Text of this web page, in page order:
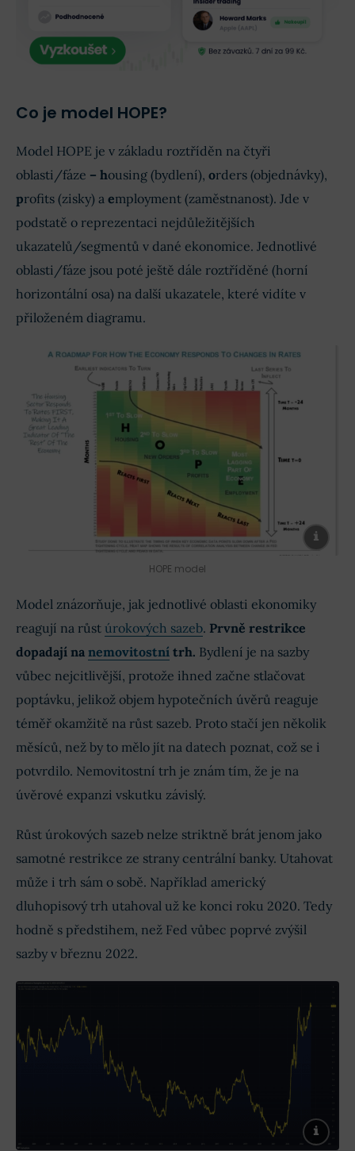
Co je model HOPE?
Model HOPE je v základu roztříděn na čtyři
oblasti/fáze – housing (bydlení), orders (objednávky),
profits (zisky) a employment (zaměstnanost). Jde v
podstatě o reprezentaci nejdůležitějších
ukazatelů/segmentů v dané ekonomice. Jednotlivé
oblasti/fáze jsou poté ještě dále roztříděné (horní
horizontální osa) na další ukazatele, které vidíte v
přiloženém diagramu.
HOPE model
Model znázorňuje, jak jednotlivé oblasti ekonomiky
reagují na růst úrokových sazeb. Prvně restrikce
dopadají na nemovitostní trh. Bydlení je na sazby
vůbec nejcitlivější, protože ihned začne stlačovat
poptávku, jelikož objem hypotečních úvěrů reaguje
téměř okamžitě na růst sazeb. Proto stačí jen několik
měsíců, než by to mělo jít na datech poznat, což se i
potvrdilo. Nemovitostní trh je znám tím, že je na
úvěrové expanzi vskutku závislý.
Růst úrokových sazeb nelze striktně brát jenom jako
samotné restrikce ze strany centrální banky. Utahovat
může i trh sám o sobě. Například americký
dluhopisový trh utahoval už ke konci roku 2020. Tedy
hodně s předstihem, než Fed vůbec poprvé zvýšil
sazby v březnu 2022.